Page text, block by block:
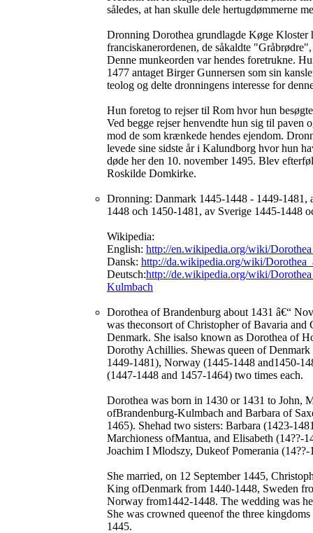
således, at han skulle dele hertugdømmerne
Dronning Dorothea grundlagde Køge Kloster
franciskanerordenen, de såkaldte
Denne munkeorden var hendes foretrukne.
1477 antaget Birger Gunnersen som sin
teolog og delte dronningens interesse for
Hun foretog to rejser til Rom hvor hun
Ved begge rejser henvendte hun sig til paven
mod de som krænkede hendes ejendom.
levede sine sidste år i Kalundborg hvor hun
døde her den 10. november 1495. Blev
Roskilde Domkirke.
Dronning: Danmark 1445-1448 - 1449-1481,
1448 och 1450-1481, av Sverige 1445-1448
Wikipedia:
English: http://en.wikipedia.org/wiki/
Dansk: http://da.wikipedia.org/wiki/
Deutsch:http://de.wikipedia.org/wiki/
Kulmbach
Dorothea of Brandenburg about 1431 â€“
was theconsort of Christopher of Bavaria and
Denmark. She isalso known as Dorothea of
Dorothy Achillies. Shewas queen of
1449-1481), Norway (1445-1448 and1450-
(1447-1448 and 1457-1464) two times each.
Dorothea was born in 1430 or 1431 to John,
ofBrandenburg-Kulmbach and Barbara of
1465). Shehad two sisters: Barbara (1423-
Marchioness ofMantua, and Elisabeth (14??-
Joachim I Mlodszy, Dukeof Pomerania (14??-
She married, on 12 September 1445,
King ofDenmark from 1440-1448, Sweden
Norway from1442-1448. The wedding was
She was crowned queenof the three
1445.